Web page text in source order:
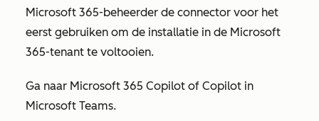
Microsoft 365-beheerder de connector voor het
eerst gebruiken om de installatie in de Microsoft
365-tenant te voltooien.
Ga naar Microsoft 365 Copilot of Copilot in
Microsoft Teams.